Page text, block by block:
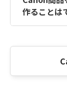
作ることは